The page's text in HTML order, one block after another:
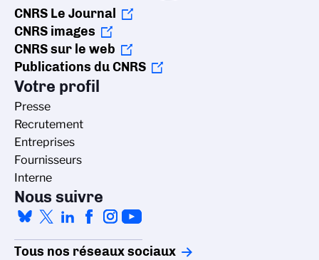
CNRS Le Journal
CNRS images
CNRS sur le web
Publications du CNRS
Votre profil
Presse
Recrutement
Entreprises
Fournisseurs
Interne
Nous suivre
Tous nos réseaux sociaux